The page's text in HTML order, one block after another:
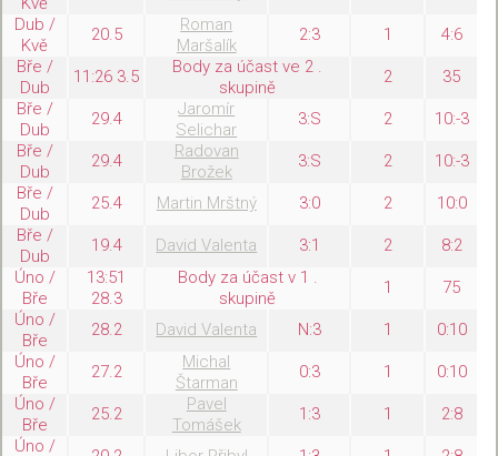
Dub /
Kvě
20.5
Roman
Maršalík
2:3 1
4:6
Bře /
Dub
11:26 3.5
Body za účast ve 2 .
skupině
2
35
Bře /
Dub
29.4
Jaromír
Selichar
3:S 2
10:-3
Bře /
Dub
29.4
Radovan
Brožek
3:S 2
10:-3
Bře /
Dub
25.4 Martin Mrštný 3:0 2
10:0
Bře /
Dub
19.4 David Valenta 3:1 2
8:2
Úno /
Bře
13:51
28.3
Body za účast v 1 .
skupině
1
75
Úno /
Bře
28.2 David Valenta N:3 1
0:10
Úno /
Bře
27.2
Michal
Štarman
0:3 1
0:10
Úno /
Bře
25.2
Pavel
Tomášek
1:3 1
2:8
Úno /